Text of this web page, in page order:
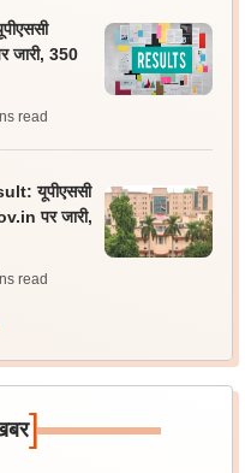
जारी, 350
read
यूपीएससी
पर जारी,
read
]